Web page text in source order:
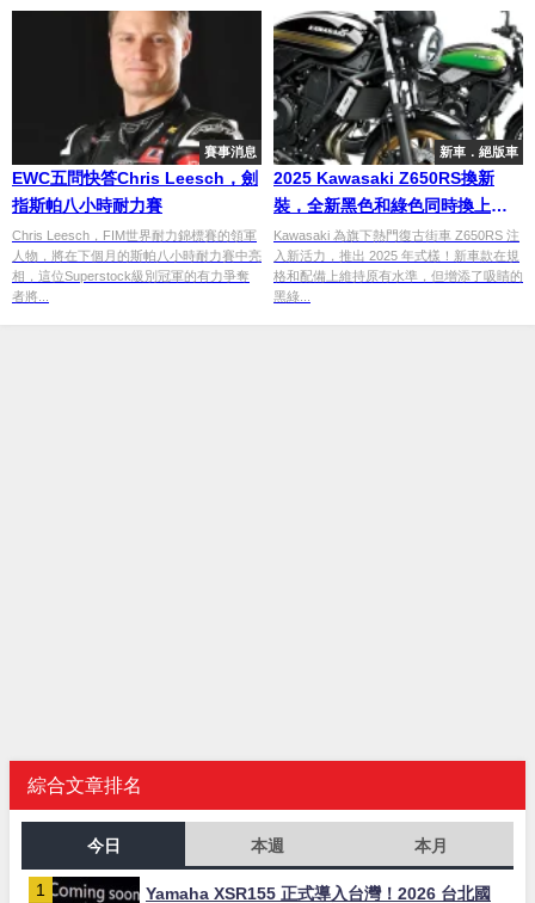
賽事消息
EWC五問快答Chris Leesch，劍
指斯帕八小時耐力賽
Chris Leesch，FIM世界耐力錦標賽的領軍
人物，將在下個月的斯帕八小時耐力賽中亮
相，這位Superstock級別冠軍的有力爭奪
者將...
新車．絕版車
2025 Kawasaki Z650RS換新
裝，全新黑色和綠色同時換上舊
款油箱徽章！
Kawasaki 為旗下熱門復古街車 Z650RS 注
入新活力，推出 2025 年式樣！新車款在規
格和配備上維持原有水準，但增添了吸睛的
黑綠...
綜合文章排名
今日 本週 本月
Yamaha XSR155 正式導入台灣！2026 台北國